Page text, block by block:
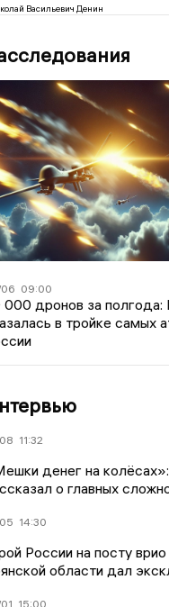
Васильевич Денин
09:00
000 дронов за полгода:
в тройке самых
11:32
денег на
о главных
14:30
России на посту
области дал
15:00